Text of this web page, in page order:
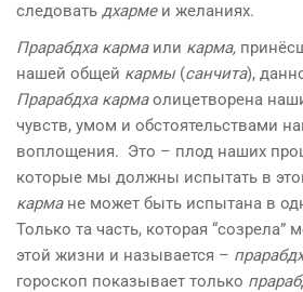
следовать дхармеи желаниях.
Прарабдха кармаили карма,
нашей общей кармы (санчита),
Прарабдха кармаолицетворена
чувств, умом и обстоятельствами
воплощения. Это – плод наших
которые мы должны испытать в
кармане может быть испытана в
Только та часть, которая “созрела”
этой жизни и называется –
гороскоп показывает только